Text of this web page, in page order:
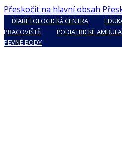
Přeskočit na hlavní obsah
DIABETOLOGICKÁ CENTRA
PRACOVIŠTĚ
PODIATRICKÉ
PEVNÉ BODY